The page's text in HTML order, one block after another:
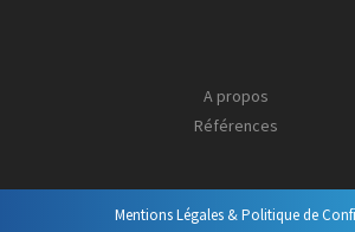
A propos
Références
Mentions Légales & Politique de